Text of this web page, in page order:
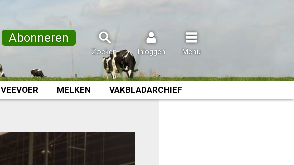
Abonneren
Zoeken Inloggen Menu
VEEVOER MELKEN VAKBLADARCHIEF